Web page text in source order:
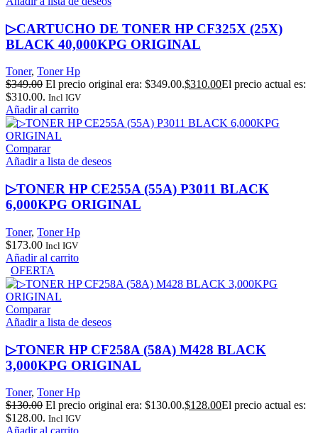
▷CARTUCHO DE TONER HP CF325X (25X)
BLACK 40,000KPG ORIGINAL
Toner, Toner Hp
$349.00 El precio original era: $349.00.$310.00El precio actual es:
$310.00. Incl IGV
Añadir al carrito
Comparar
Añadir a lista de deseos
▷TONER HP CE255A (55A) P3011 BLACK
6,000KPG ORIGINAL
Toner, Toner Hp
$173.00 Incl IGV
Añadir al carrito
OFERTA
Comparar
Añadir a lista de deseos
▷TONER HP CF258A (58A) M428 BLACK
3,000KPG ORIGINAL
Toner, Toner Hp
$130.00 El precio original era: $130.00.$128.00El precio actual es:
$128.00. Incl IGV